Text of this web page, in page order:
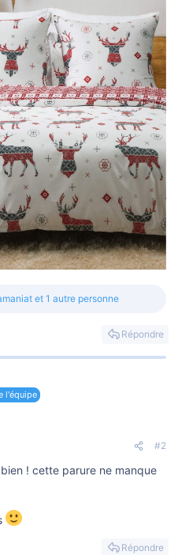
et 1 autre personne
Répondre
l'équipe
#2
! cette parure ne manque
Répondre